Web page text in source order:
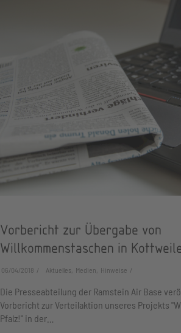
Vorbericht zur Übergabe von
Willkommenstaschen in
06/04/2018 Aktuelles, Medien, Hinweise
Die Presseabteilung der Ramstein Air Base
Vorbericht zur Verteilaktion unseres Projekts
Pfalz!" in der…